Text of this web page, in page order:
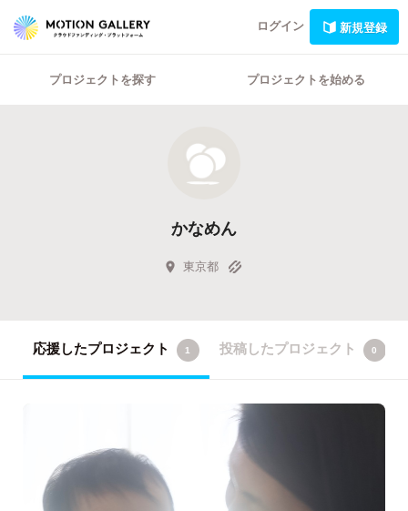
ログイン 新規登録
プロジェクトを探す プロジェクトを始める
かなめん
東京都
応援したプロジェクト 1 投稿したプロジェクト 0